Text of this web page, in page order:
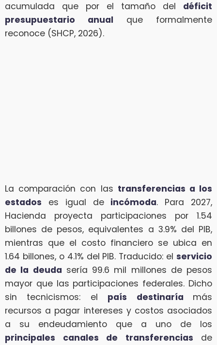
acumulada que por el tamaño del déficit
presupuestario anual que formalmente
reconoce (SHCP, 2026).
La comparación con las transferencias a los
estados es igual de incómoda. Para 2027,
Hacienda proyecta participaciones por 1.54
billones de pesos, equivalentes a 3.9% del PIB,
mientras que el costo financiero se ubica en
1.64 billones, o 4.1% del PIB. Traducido: el servicio
de la deuda sería 99.6 mil millones de pesos
mayor que las participaciones federales. Dicho
sin tecnicismos: el país destinaría más
recursos a pagar intereses y costos asociados
a su endeudamiento que a uno de los
principales canales de transferencias de